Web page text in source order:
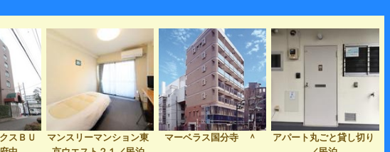
スＢＵ
マンスリーマンション東
マーベラス国分寺 ＾
アパート丸ごと貸し切り